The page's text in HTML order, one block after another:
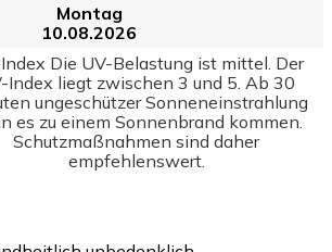
Montag
10.08.2026
Die UV-Belastung ist mittel. Der
Index liegt zwischen 3 und 5. Ab 30
ungeschützer Sonneneinstrahlung
es zu einem Sonnenbrand kommen.
Schutzmaßnahmen sind daher
empfehlenswert.